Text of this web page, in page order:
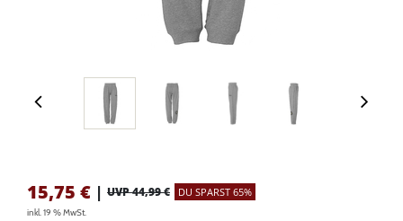
15,75 € | UVP 44,99 € DU SPARST 65%
inkl. 19 % MwSt.